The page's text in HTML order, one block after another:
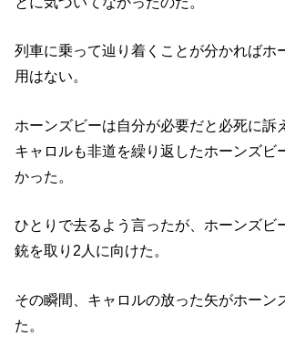
列車に乗って辿り着くことが分かればホ
用はない。
ホーンズビーは自分が必要だと必死に訴
キャロルも非道を繰り返したホーンズビ
かった。
ひとりで去るよう言ったが、ホーンズビ
銃を取り2人に向けた。
その瞬間、キャロルの放った矢がホーン
た。